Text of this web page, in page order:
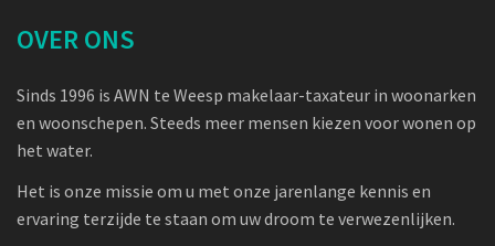
OVER ONS
Sinds 1996 is AWN te Weesp makelaar-taxateur in woonarken
en woonschepen. Steeds meer mensen kiezen voor wonen op
het water.
Het is onze missie om u met onze jarenlange kennis en
ervaring terzijde te staan om uw droom te verwezenlijken.